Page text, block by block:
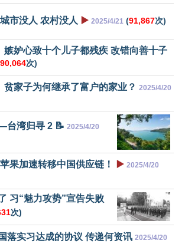
市没人 农村没人 ▶️ 2025/4/21 (91,867次)
嫉妒心致十个儿子都残疾 改错向善十子
90,064次)
贫家子为何继承了富户的家业？ 2025/4/20
台湾归寻 2 📝 2025/4/20
果加速转移中国供应链！ ▶️ 2025/4/20
习“魅力攻势”宣告失败
次)
落实习达成的协议 传递何资讯 2025/4/20